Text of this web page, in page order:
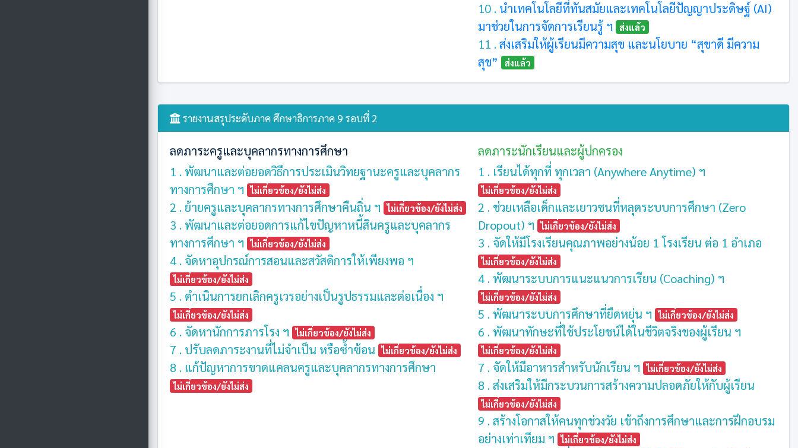
10 . นำเทคโนโลยีที่ทันสมัยและเทคโนโลยีปัญญาประดิษฐ์ (AI)
มาช่วยในการจัดการเรียนรู้ ฯ
ส่งแล้ว
11 .ส่งเสริมให้ผู้เรียนมีความสุข และนโยบาย “สุขาดี มีความ
สุข”
ส่งแล้ว
รายงานสรุประดับภาค ศึกษาธิการภาค 9 รอบที่ 2
ลดภาระครูและบุคลากรทางการศึกษา
1 . พัฒนาและต่อยอดวิธีการประเมินวิทยฐานะครูและบุคลากร
ทางการศึกษา ฯ
ไม่เกี่ยวข้อง/ยังไม่ส่ง
2 . ย้ายครูและบุคลากรทางการศึกษาคืนถิ่น ฯ ไม่เกี่ยวข้อง/ยังไม่ส่ง
3 . พัฒนาและต่อยอดการแก้ไขปัญหาหนี้สินครูและบุคลากร
ทางการศึกษา ฯ
ไม่เกี่ยวข้อง/ยังไม่ส่ง
4 . จัดหาอุปกรณ์การสอนและสวัสดิการให้เพียงพอ ฯ
ไม่เกี่ยวข้อง/ยังไม่ส่ง
5 . ดำเนินการยกเลิกครูเวรอย่างเป็นรูปธรรมและต่อเนื่อง ฯ
ไม่เกี่ยวข้อง/ยังไม่ส่ง
6 . จัดหานักการภารโรง ฯ ไม่เกี่ยวข้อง/ยังไม่ส่ง
7 . ปรับลดภาระงานที่ไม่จำเป็น หรือซ้ำซ้อน ไม่เกี่ยวข้อง/ยังไม่ส่ง
8 . แก้ปัญหาการขาดแคลนครูและบุคลากรทางการศึกษา
ไม่เกี่ยวข้อง/ยังไม่ส่ง
ลดภาระนักเรียนและผู้ปกครอง
1 . เรียนได้ทุกที่ ทุกเวลา (Anywhere Anytime) ฯ
ไม่เกี่ยวข้อง/ยังไม่ส่ง
2 . ช่วยเหลือเด็กและเยาวชนที่หลุดระบบการศึกษา (Zero
Dropout) ฯ
ไม่เกี่ยวข้อง/ยังไม่ส่ง
3 . จัดให้มีโรงเรียนคุณภาพอย่างน้อย 1 โรงเรียน ต่อ 1 อำเภอ
ไม่เกี่ยวข้อง/ยังไม่ส่ง
4 . พัฒนาระบบการแนะแนวการเรียน (Coaching) ฯ
ไม่เกี่ยวข้อง/ยังไม่ส่ง
5 . พัฒนาระบบการศึกษาที่ยืดหยุ่น ฯ ไม่เกี่ยวข้อง/ยังไม่ส่ง
6 . พัฒนาทักษะที่ใช้ประโยชน์ได้ในชีวิตจริงของผู้เรียน ฯ
ไม่เกี่ยวข้อง/ยังไม่ส่ง
7 . จัดให้มีอาหารสำหรับนักเรียน ฯ ไม่เกี่ยวข้อง/ยังไม่ส่ง
8 . ส่งเสริมให้มีกระบวนการสร้างความปลอดภัยให้กับผู้เรียน
ไม่เกี่ยวข้อง/ยังไม่ส่ง
9 . สร้างโอกาสให้คนทุกช่วงวัย เข้าถึงการศึกษาและการฝึกอบรม
อย่างเท่าเทียม ฯ
ไม่เกี่ยวข้อง/ยังไม่ส่ง